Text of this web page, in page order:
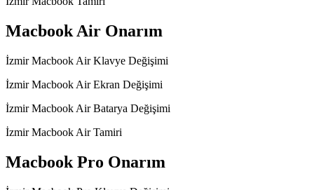
Macbook Air Onarım
İzmir Macbook Air Klavye Değişimi
İzmir Macbook Air Ekran Değişimi
İzmir Macbook Air Batarya Değişimi
İzmir Macbook Air Tamiri
Macbook Pro Onarım